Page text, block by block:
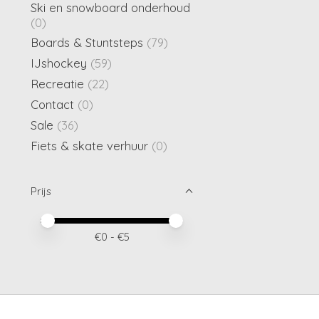
Ski en snowboard onderhoud
(0)
Boards & Stuntsteps (79)
IJshockey (59)
Recreatie (22)
Contact (0)
Sale (36)
Fiets & skate verhuur (0)
Prijs
Minimale prijswaarde
Price maximum value
€0 - €5